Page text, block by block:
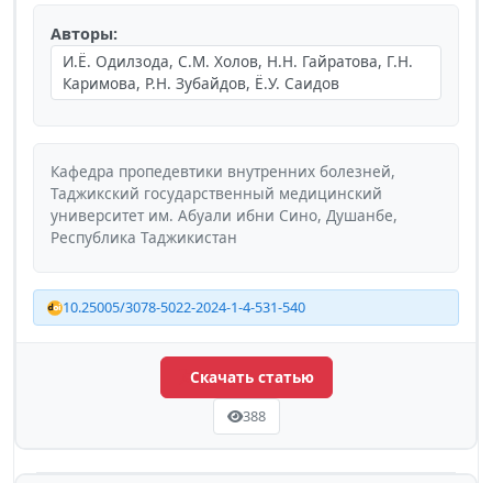
Авторы:
И.Ё. Одилзода, С.М. Холов, Н.Н. Гайратова, Г.Н.
Каримова, Р.Н. Зубайдов, Ё.У. Саидов
Кафедра пропедевтики внутренних болезней,
Таджикский государственный медицинский
университет им. Абуали ибни Сино, Душанбе,
Республика Таджикистан
10.25005/3078-5022-2024-1-4-531-540
Скачать статью
388